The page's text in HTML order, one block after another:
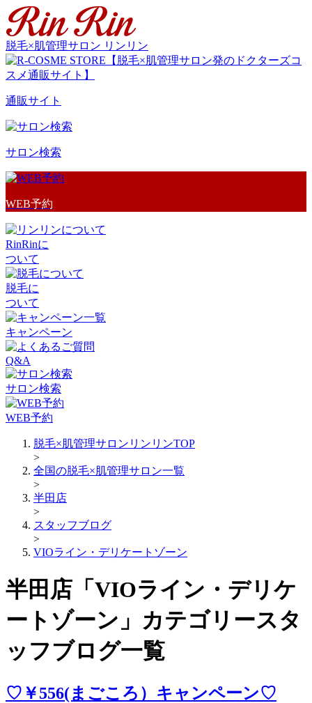
脱毛×肌管理サロン リンリン
通販サイト
サロン検索
WEB予約
RinRinに
ついて
脱毛に
ついて
キャンペーン
Q&A
サロン検索
WEB予約
脱毛×肌管理サロンリンリンTOP
>
全国の脱毛×肌管理サロン一覧
>
半田店
>
スタッフブログ
>
VIOライン・デリケートゾーン
半田店「VIOライン・デリケ
ートゾーン」カテゴリースタ
ッフブログ一覧
♡￥556(まごころ）キャンペーン♡